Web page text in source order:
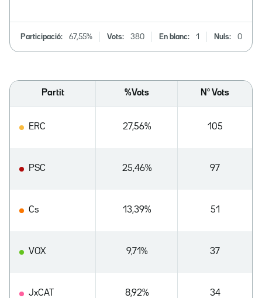
Participació: 67,55% Vots: 380 En blanc: 1 Nuls: 0
Partit %Vots Nº Vots
ERC 27,56% 105
PSC 25,46% 97
Cs 13,39% 51
VOX 9,71% 37
JxCAT 8,92% 34